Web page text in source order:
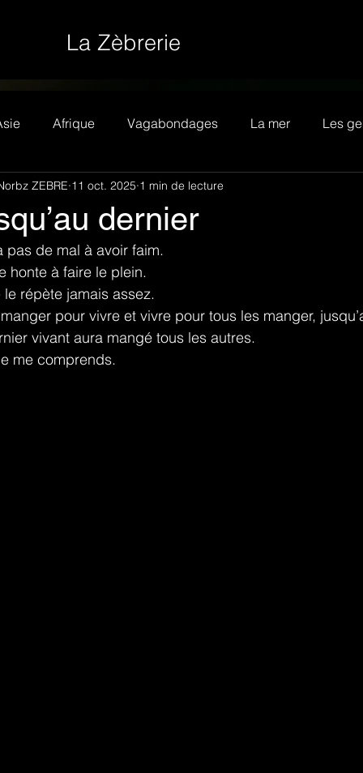
La Zèbrerie
Afrique Vagabondages La mer Les
dernier
ZEBRE 11 oct. 2025 1 min de lecture
pas de mal à avoir faim.
honte à faire le plein.
le répète jamais assez.
pour vivre et vivre pour tous les manger,
vivant aura mangé tous les autres.
me comprends.